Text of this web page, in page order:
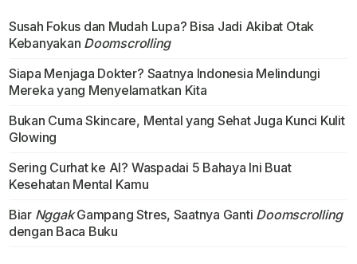
Susah Fokus dan Mudah Lupa? Bisa Jadi Akibat Otak
Kebanyakan Doomscrolling
Siapa Menjaga Dokter? Saatnya Indonesia Melindungi
Mereka yang Menyelamatkan Kita
Bukan Cuma Skincare, Mental yang Sehat Juga Kunci Kulit
Glowing
Sering Curhat ke AI? Waspadai 5 Bahaya Ini Buat
Kesehatan Mental Kamu
Biar NggakGampang Stres, Saatnya Ganti Doomscrolling
dengan Baca Buku